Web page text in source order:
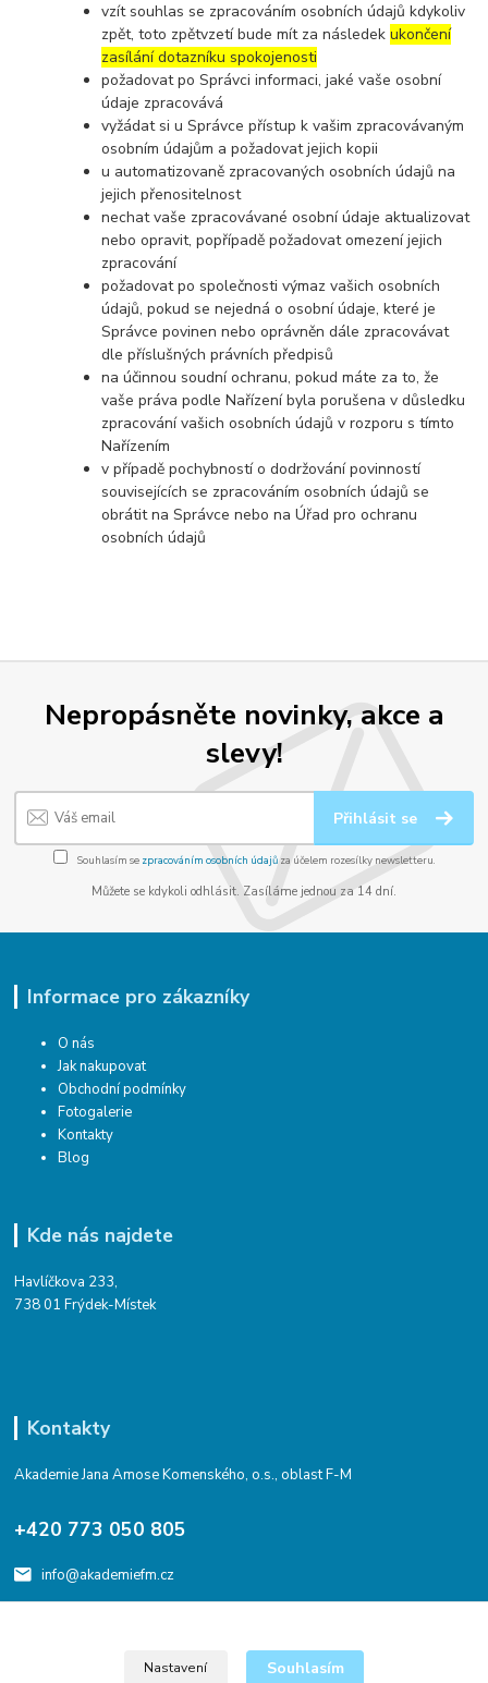
vzít souhlas se zpracováním osobních údajů kdykoliv
zpět, toto zpětvzetí bude mít za následekukončení
zasílání dotazníku spokojenosti
požadovat po Správci informaci, jaké vaše osobní
údaje zpracovává
vyžádat si u Správce přístup k vašim zpracovávaným
osobním údajům a požadovat jejich kopii
u automatizovaně zpracovaných osobních údajů na
jejich přenositelnost
nechat vaše zpracovávané osobní údaje aktualizovat
nebo opravit, popřípadě požadovat omezení jejich
zpracování
požadovat po společnosti výmaz vašich osobních
údajů, pokud se nejedná o osobní údaje, které je
Správce povinen nebo oprávněn dále zpracovávat
dle příslušných právních předpisů
na účinnou soudní ochranu, pokud máte za to, že
vaše práva podle Nařízení byla porušena v důsledku
zpracování vašich osobních údajů v rozporu s tímto
Nařízením
v případě pochybností o dodržování povinností
souvisejících se zpracováním osobních údajů se
obrátit na Správce nebo na Úřad pro ochranu
osobních údajů
Nepropásněte novinky, akce a
slevy!
Přihlásit se
Souhlasím se zpracováním osobních údajůza účelem rozesílky newsletteru.
Můžete se kdykoli odhlásit. Zasíláme jednou za 14 dní.
Informace pro zákazníky
O nás
Jak nakupovat
Obchodní podmínky
Fotogalerie
Kontakty
Blog
Kde nás najdete
Havlíčkova 233,
738 01 Frýdek-Místek
Kontakty
Akademie Jana Amose Komenského, o.s., oblast F-M
+420 773 050 805
info@akademiefm.cz
Nastavení Souhlasím